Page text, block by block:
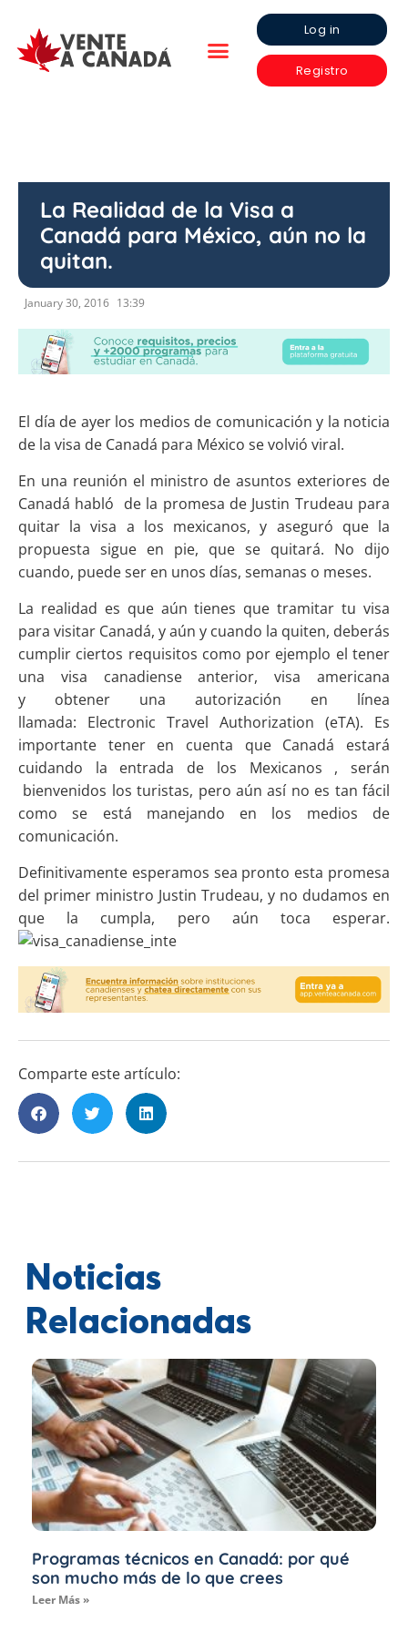
Log in
Registro
La Realidad de la Visa a
Canadá para México, aún no la
quitan.
January 30, 2016 13:39
El día de ayer los medios de comunicación y la noticia
de la visa de Canadá para México se volvió viral.
En una reunión el ministro de asuntos exteriores de
Canadá habló de la promesa de Justin Trudeau para
quitar la visa a los mexicanos, y aseguró que la
propuesta sigue en pie, que se quitará. No dijo
cuando, puede ser en unos días, semanas o meses.
La realidad es que aún tienes que tramitar tu visa
para visitar Canadá, y aún y cuando la quiten, deberás
cumplir ciertos requisitos como por ejemplo el tener
una visa canadiense anterior, visa americana
y obtener una autorización en línea
llamada: Electronic Travel Authorization (eTA). Es
importante tener en cuenta que Canadá estará
cuidando la entrada de los Mexicanos , serán
bienvenidos los turistas, pero aún así no es tan fácil
como se está manejando en los medios de
comunicación.
Definitivamente esperamos sea pronto esta promesa
del primer ministro Justin Trudeau, y no dudamos en
que la cumpla, pero aún toca esperar.
Comparte este artículo:
Noticias
Relacionadas
Programas técnicos en Canadá: por qué
son mucho más de lo que crees
Leer Más »